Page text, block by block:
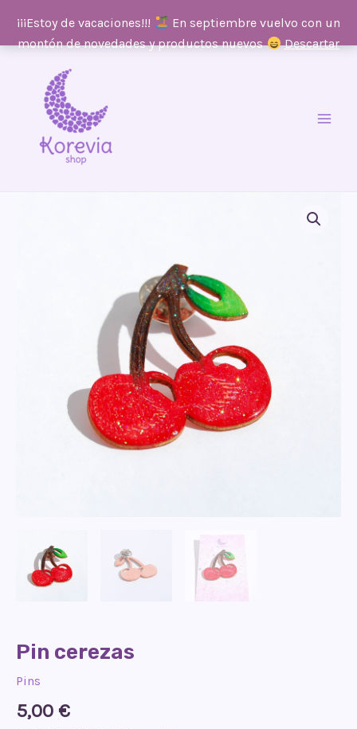
¡¡¡Estoy de vacaciones!!!
En septiembre vuelvo con un
montón de novedades y productos nuevos
Descartar
contenido
Pin cerezas
Pins
5,00 €